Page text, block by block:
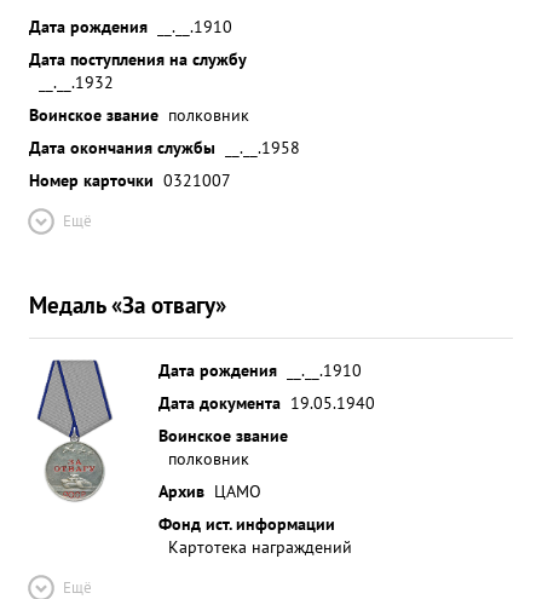
Дата рождения
__.__.1910
Дата поступления на службу
__.__.1932
Воинское звание полковник
Дата окончания службы
__.__.1958
Номер карточки 0321007
Ещё
Медаль «За отвагу»
Дата рождения
__.__.1910
Дата документа 19.05.1940
Воинское звание
полковник
Архив ЦАМО
Фонд ист. информации
Картотека награждений
Ещё